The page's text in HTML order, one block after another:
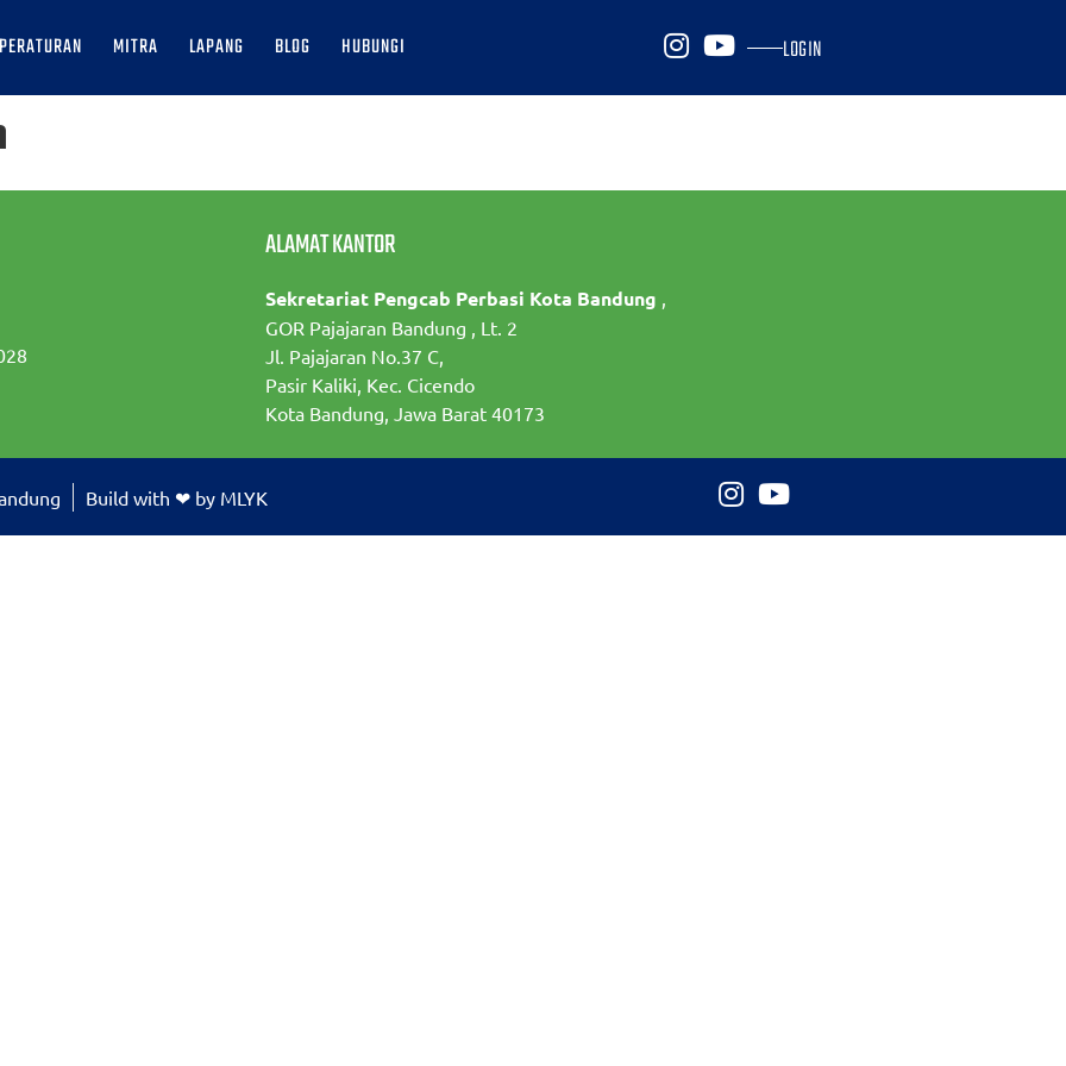
MITRA LAPANG BLOG HUBUNGI LOGIN
ALAMAT KANTOR
Sekretariat Pengcab Perbasi Kota Bandung ,
GOR Pajajaran Bandung , Lt. 2
Jl. Pajajaran No.37 C,
Pasir Kaliki, Kec. Cicendo
Kota Bandung, Jawa Barat 40173
Build with ❤ by MLYK